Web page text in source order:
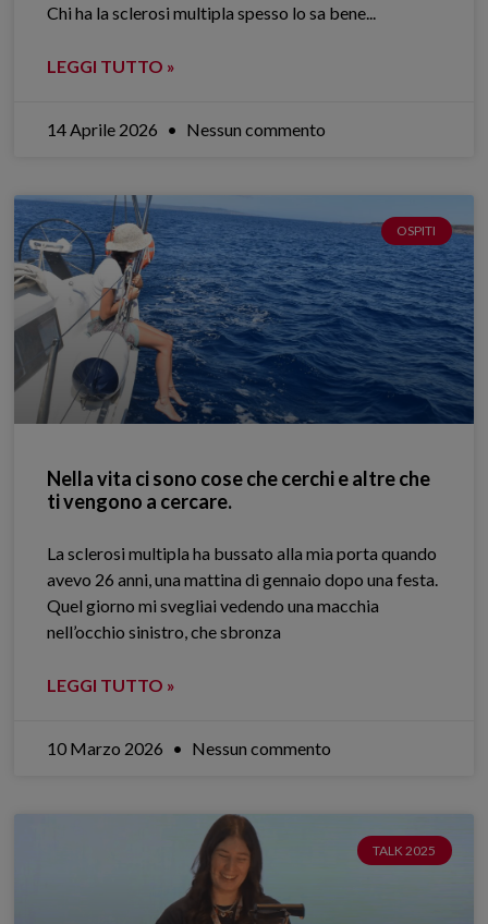
Chi ha la sclerosi multipla spesso lo sa bene.​..
LEGGI TUTTO »
14 Aprile 2026 Nessun commento
OSPITI
Nella vita ci sono cose che cerchi e altre che
ti vengono a cercare.
La sclerosi multipla ha bussato alla mia porta quando
avevo 26 anni, una mattina di gennaio dopo una festa.
Quel giorno mi svegliai vedendo una macchia
nell’occhio sinistro, che sbronza
LEGGI TUTTO »
10 Marzo 2026 Nessun commento
TALK 2025